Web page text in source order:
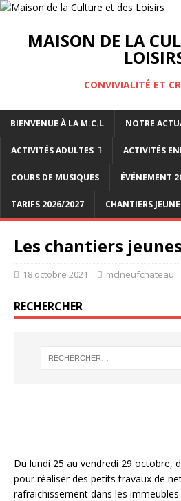
MAISON DE LA
CONVIVIALITÉ ET
BIENVENUE À LA M.C.L NOTRE
ACTIVITÉS ADULTES ACTIVITÉS
COURS DE MUSIQUES ÉVÉNEMENT
TARIFS 2026/2027 CHANTIERS
Les chantiers
18 octobre 2021 mclneufchateau
RECHERCHER
Du lundi 25 au vendredi 29 octobre,
pour réaliser des petits travaux de
rafraichissement dans les